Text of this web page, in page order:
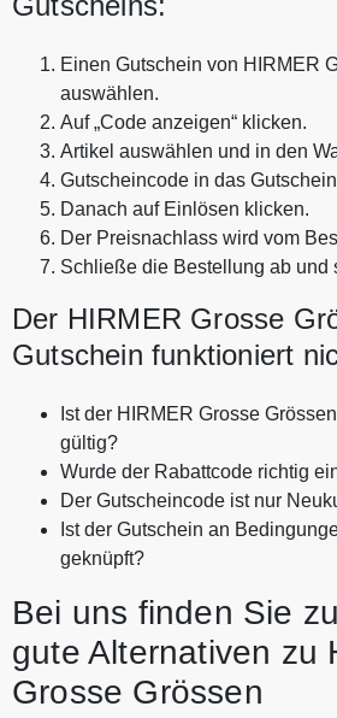
Einen Gutschein von HIRMER
auswählen.
Auf „Code anzeigen“ klicken.
Artikel auswählen und in den
Gutscheincode in das
Danach auf Einlösen klicken.
Der Preisnachlass wird vom
Schließe die Bestellung ab und
Der HIRMER Grosse
Gutschein funktioniert
Ist der HIRMER Grosse
gültig?
Wurde der Rabattcode richtig
Der Gutscheincode ist nur
Ist der Gutschein an
geknüpft?
Bei uns finden Sie
gute Alternativen zu
Grosse Grössen